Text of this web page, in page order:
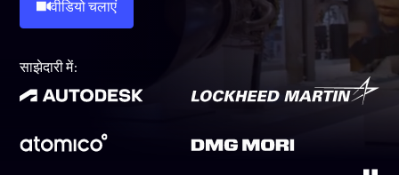
वीडियो चलाएं
साझेदारी में: